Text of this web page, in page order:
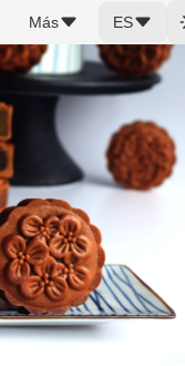
Más ES